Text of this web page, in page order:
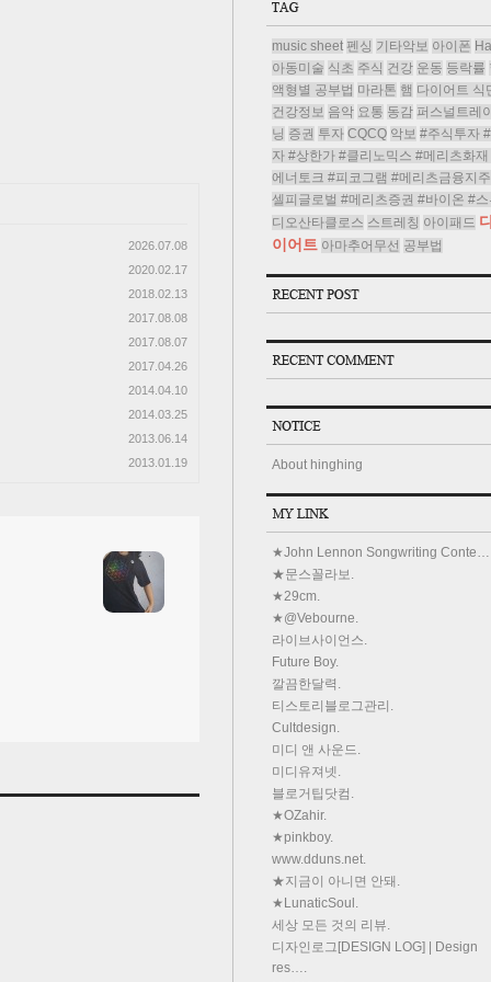
2026.07.08
2020.02.17
2018.02.13
2017.08.08
2017.08.07
2017.04.26
2014.04.10
2014.03.25
2013.06.14
2013.01.19
music sheet 펜싱 기타악보 아이폰
아동미술 식초 주식 건강 운동 등락률
액형별 공부법 마라톤 햄 다이어트 식
건강정보 음악 요통 동감 퍼스널트레
닝 증권 투자 CQCQ 악보 #주식투자
자 #상한가 #클리노믹스 #메리츠화
에너토크 #피코그램 #메리츠금융지
셀피글로벌 #메리츠증권 #바이온 #
디오산타클로스 스트레칭 아이패드
이어트 아마추어무선 공부법
About hinghing
★John Lennon Songwriting
★문스꼴라보.
★29cm.
★@Vebourne.
라이브사이언스.
Future Boy.
깔끔한달력.
티스토리블로그관리.
Cultdesign.
미디 앤 사운드.
미디유져넷.
블로거팁닷컴.
★OZahir.
★pinkboy.
www.dduns.net.
★지금이 아니면 안돼.
★LunaticSoul.
세상 모든 것의 리뷰.
디자인로그[DESIGN LOG] | Design
res….